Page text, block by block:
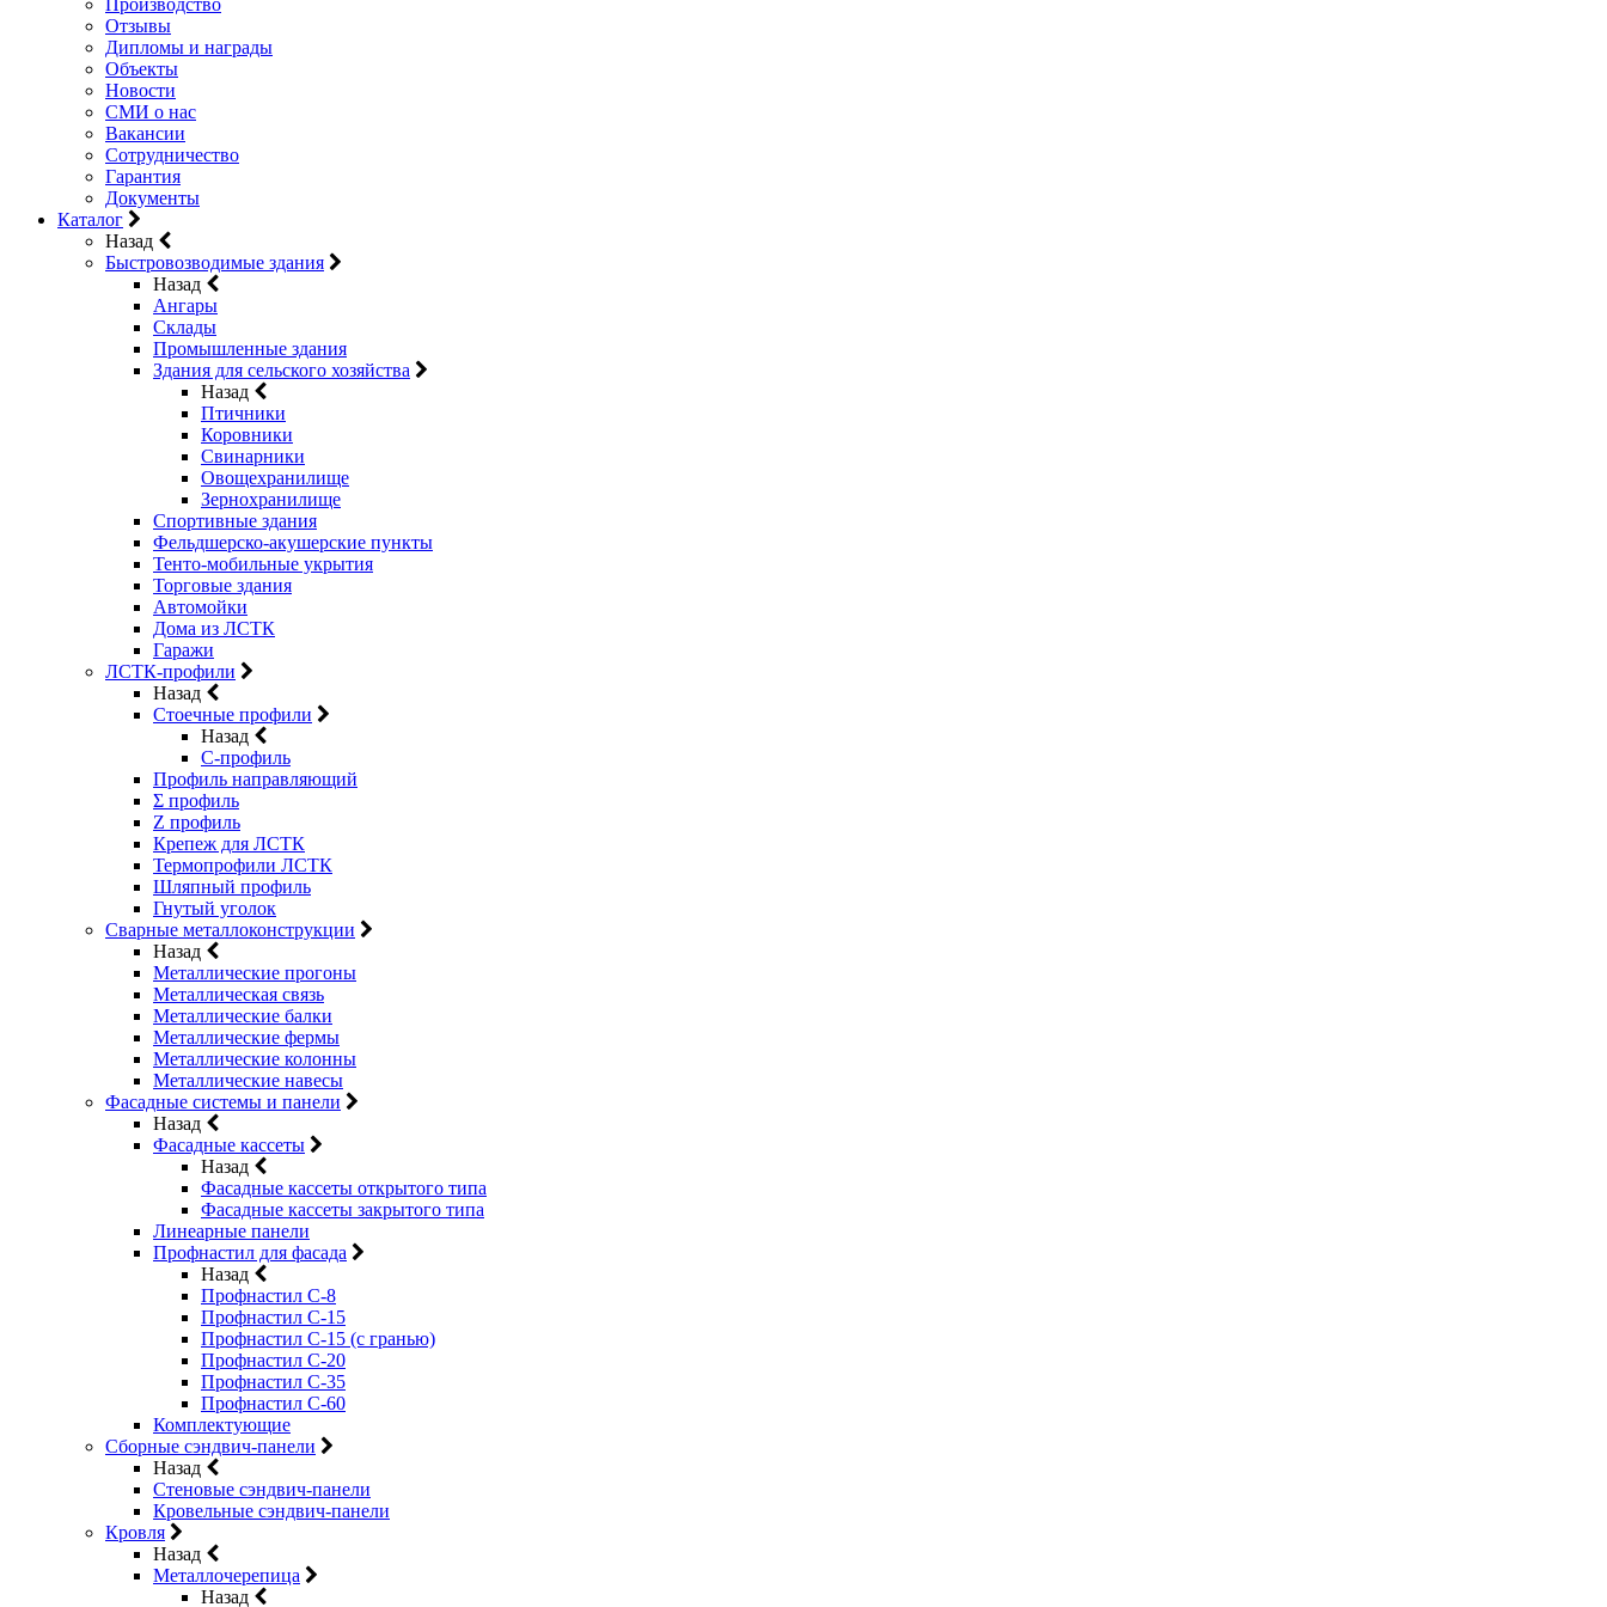
Производство
Отзывы
Дипломы и награды
Объекты
Новости
СМИ о нас
Вакансии
Сотрудничество
Гарантия
Документы
Каталог
Назад
Быстровозводимые здания
Назад
Ангары
Склады
Промышленные здания
Здания для сельского хозяйства
Назад
Птичники
Коровники
Свинарники
Овощехранилище
Зернохранилище
Спортивные здания
Фельдшерско-акушерские пункты
Тенто-мобильные укрытия
Торговые здания
Автомойки
Дома из ЛСТК
Гаражи
ЛСТК-профили
Назад
Стоечные профили
Назад
C-профиль
Профиль направляющий
Σ профиль
Z профиль
Крепеж для ЛСТК
Термопрофили ЛСТК
Шляпный профиль
Гнутый уголок
Сварные металлоконструкции
Назад
Металлические прогоны
Металлическая связь
Металлические балки
Металлические фермы
Металлические колонны
Металлические навесы
Фасадные системы и панели
Назад
Фасадные кассеты
Назад
Фасадные кассеты открытого типа
Фасадные кассеты закрытого типа
Линеарные панели
Профнастил для фасада
Назад
Профнастил С-8
Профнастил С-15
Профнастил С-15 (с гранью)
Профнастил С-20
Профнастил С-35
Профнастил С-60
Комплектующие
Сборные сэндвич-панели
Назад
Стеновые сэндвич-панели
Кровельные сэндвич-панели
Кровля
Назад
Металлочерепица
Назад